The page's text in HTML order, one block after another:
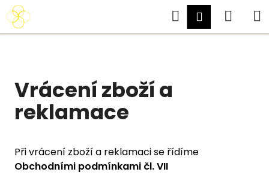
Přejít
na
obsah
Hledat
Přihlášení
košík
Vrácení zboží a
reklamace
Při vrácení zboží a reklamaci se řídíme
Obchodními podmínkami čl. VII
K
o
š
o
p
o
ř
e
b